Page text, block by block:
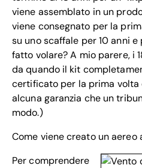
viene assemblato in un
viene consegnato per la
su uno scaffale per 10 anni
fatto volare? A mio parere, i
da quando il kit
certificato per la prima volta
alcuna garanzia che un
modo.)
Come viene creato un
Per comprendere